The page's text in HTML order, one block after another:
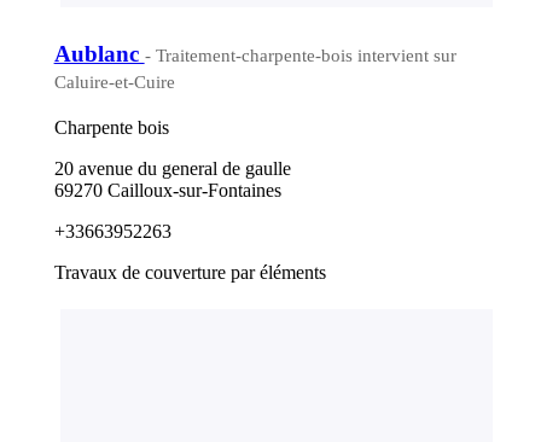
Aublanc - Traitement-charpente-bois intervient sur
Caluire-et-Cuire
Charpente bois
20 avenue du general de gaulle
69270 Cailloux-sur-Fontaines
+33663952263
Travaux de couverture par éléments